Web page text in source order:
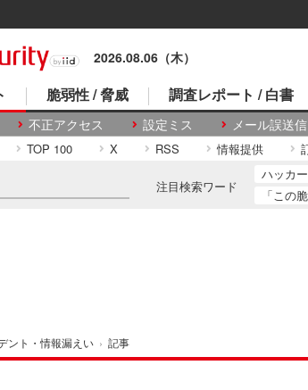
2026.08.06（木）
不正アクセス 設定ミス メール誤送信
脆弱性 / 脅威 調査レポート / 白書
TOP 100 X RSS 情報提供
注目検索ワード
ハッカ
「この
ント・情報漏えい › 記事